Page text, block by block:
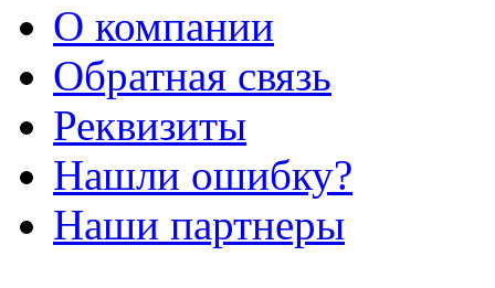
О компании
Обратная связь
Реквизиты
Нашли ошибку?
Наши партнеры